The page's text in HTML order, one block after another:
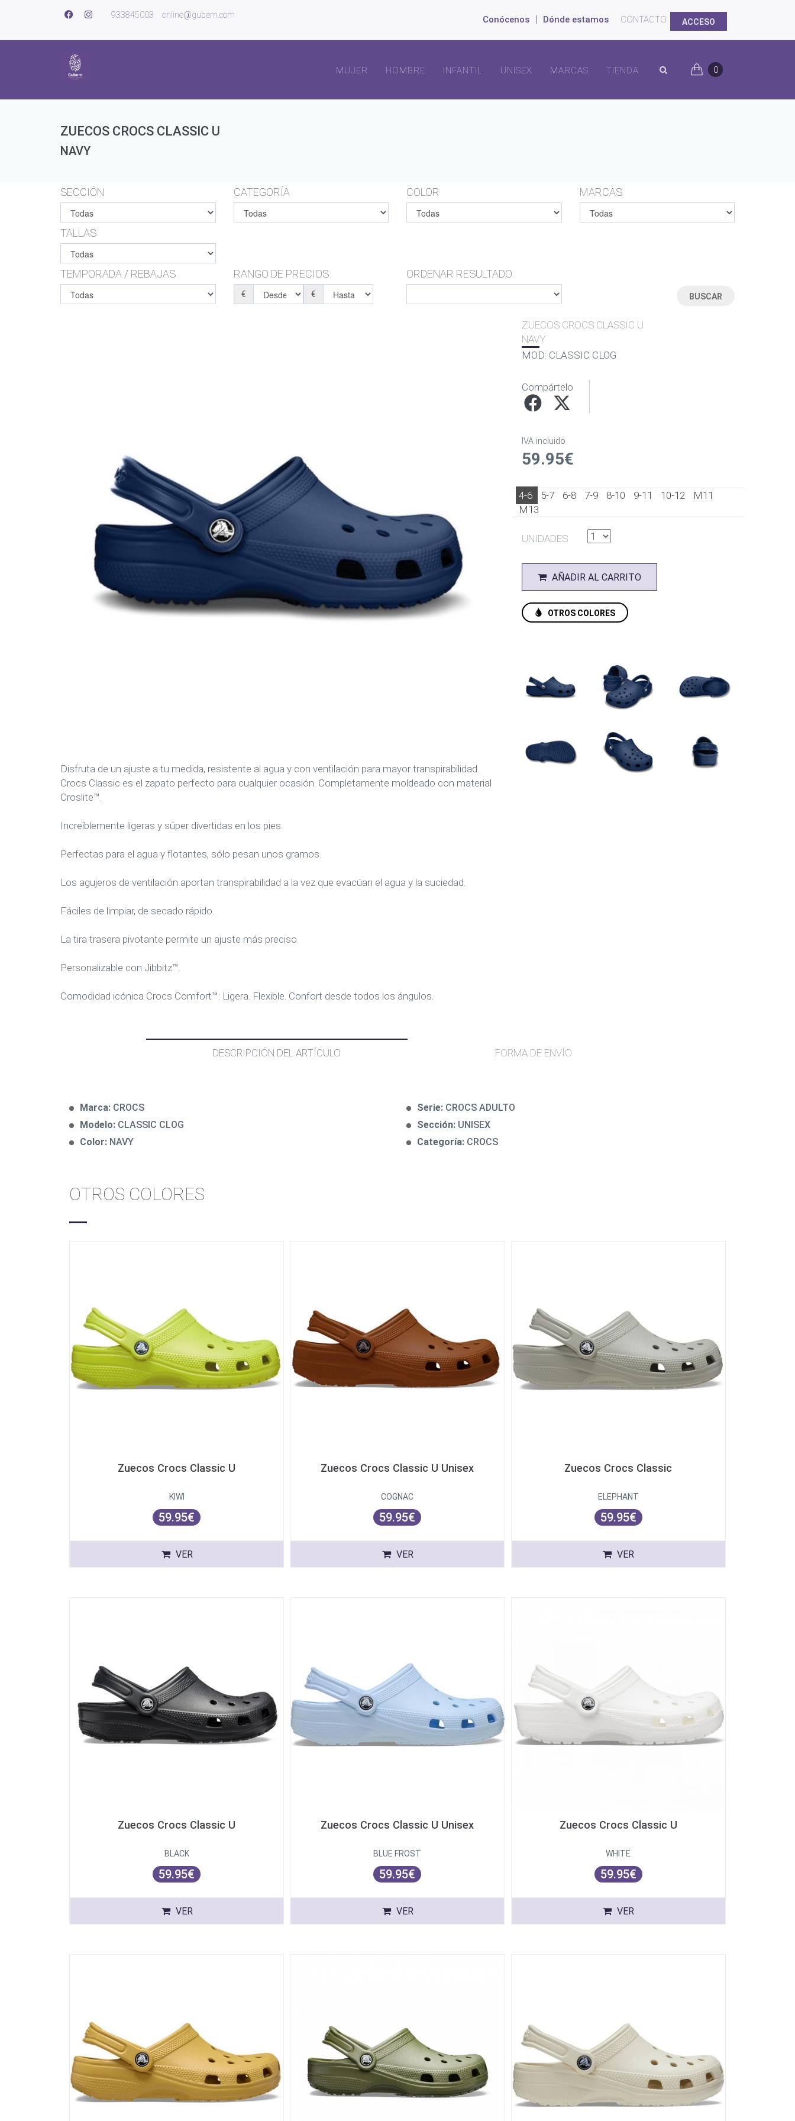
933845003 online@gubern.com Conócenos | Dónde estamos CONTACTO ACCESO
MUJER HOMBRE INFANTIL UNISEX MARCAS TIENDA 0
ZUECOS CROCS CLASSIC U
NAVY
SECCIÓN CATEGORÍA COLOR MARCAS
TALLAS
TEMPORADA / REBAJAS RANGO DE PRECIOS
€ €
ORDENAR RESULTADO
Disfruta de un ajuste a tu medida, resistente al agua y con ventilación para mayor transpirabilidad.
Crocs Classic es el zapato perfecto para cualquier ocasión. Completamente moldeado con material
Croslite™.
Increíblemente ligeras y súper divertidas en los pies.
Perfectas para el agua y flotantes, sólo pesan unos gramos.
Los agujeros de ventilación aportan transpirabilidad a la vez que evacúan el agua y la suciedad.
Fáciles de limpiar, de secado rápido.
La tira trasera pivotante permite un ajuste más preciso.
Personalizable con Jibbitz™.
Comodidad icónica Crocs Comfort™: Ligera. Flexible. Confort desde todos los ángulos.
ZUECOS CROCS CLASSIC U
NAVY
MOD: CLASSIC CLOG
Compártelo
IVA incluido
59.95€
4-6 5-7 6-8 7-9 8-10 9-11 10-12
M11
M13
UNIDADES
AÑADIR AL CARRITO
OTROS COLORES
DESCRIPCIÓN DEL ARTÍCULO FORMA DE ENVÍO
Marca: CROCS
Modelo: CLASSIC CLOG
Color: NAVY
Serie: CROCS ADULTO
Sección: UNISEX
Categoría: CROCS
OTROS COLORES
Zuecos Crocs Classic U
KIWI
59.95€
VER
Zuecos Crocs Classic U Unisex
COGNAC
59.95€
VER
Zuecos Crocs Classic
ELEPHANT
59.95€
VER
Zuecos Crocs Classic U
BLACK
59.95€
VER
Zuecos Crocs Classic U Unisex
BLUE FROST
59.95€
VER
Zuecos Crocs Classic U
WHITE
59.95€
VER